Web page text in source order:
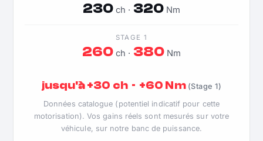
230 ch · 320Nm
STAGE 1
260 ch · 380Nm
jusqu'à +30 ch · +60 Nm (Stage 1)
Données catalogue (potentiel indicatif pour cette
motorisation). Vos gains réels sont mesurés sur votre
véhicule, sur notre banc de puissance.